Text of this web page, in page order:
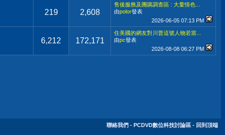
219 2,608
售後服務及團購調查區 : 大量情色...
由polor發表
2026-06-05 07:13 PM
6,212 172,171
住美國的網友對川普這號人物若當...
由pc發表
2026-08-08 06:27 PM
聯絡我們 - PCDVD數位科技討論區 - 回到頂端